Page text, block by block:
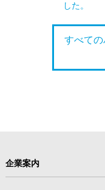
した。
すべて
企業案内